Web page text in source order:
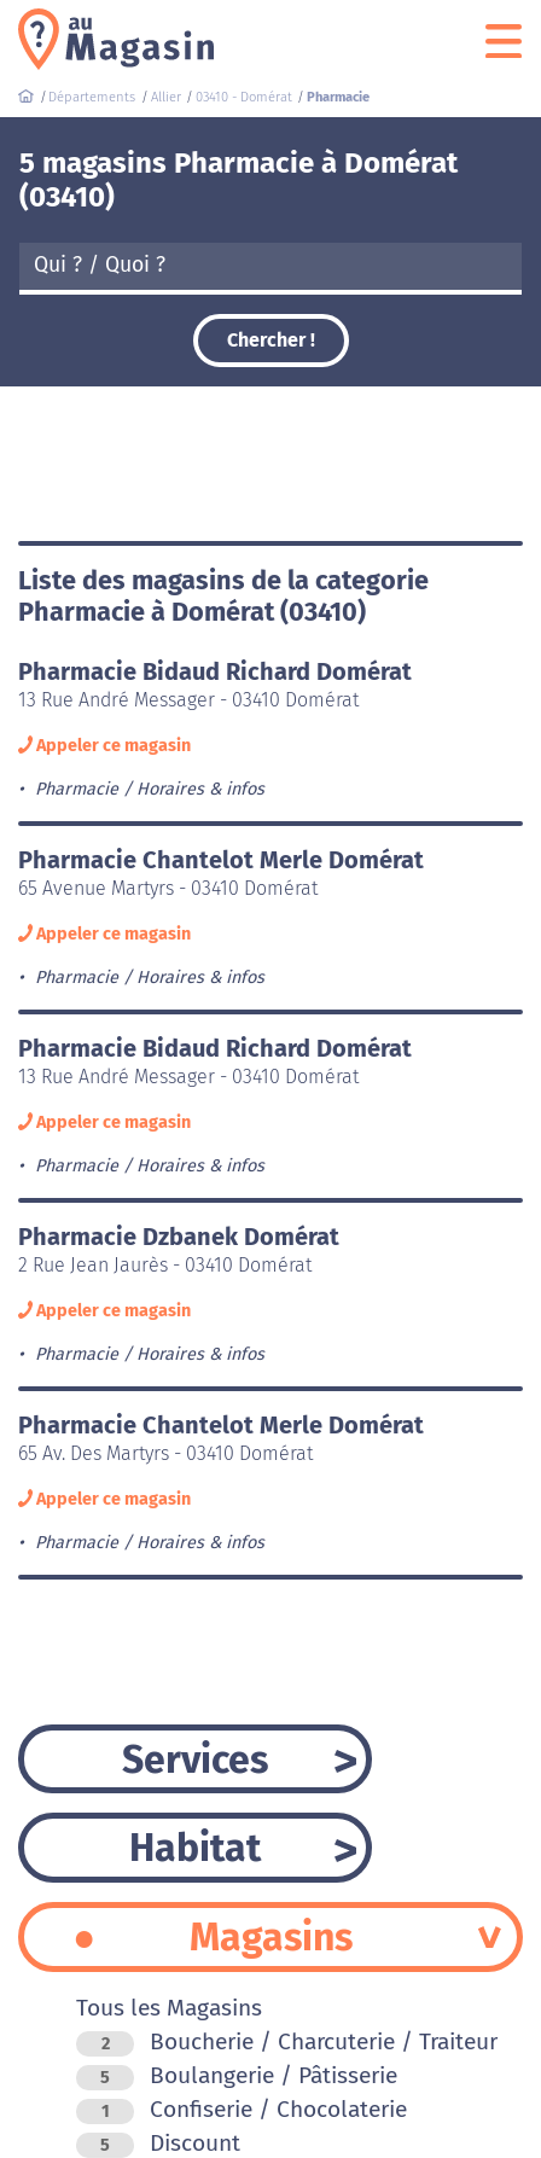
Départements Allier 03410 - Domérat Pharmacie
5 magasins Pharmacie à Domérat
(03410)
Chercher !
Liste des magasins de la categorie
Pharmacie à Domérat (03410)
Pharmacie Bidaud Richard Domérat
13 Rue André Messager - 03410 Domérat
Appeler ce magasin
Pharmacie Horaires & infos
Pharmacie Chantelot Merle Domérat
65 Avenue Martyrs - 03410 Domérat
Appeler ce magasin
Pharmacie Horaires & infos
Pharmacie Bidaud Richard Domérat
13 Rue André Messager - 03410 Domérat
Appeler ce magasin
Pharmacie Horaires & infos
Pharmacie Dzbanek Domérat
2 Rue Jean Jaurès - 03410 Domérat
Appeler ce magasin
Pharmacie Horaires & infos
Pharmacie Chantelot Merle Domérat
65 Av. Des Martyrs - 03410 Domérat
Appeler ce magasin
Pharmacie Horaires & infos
Services
Habitat
Magasins
Tous les Magasins
2 Boucherie / Charcuterie / Traiteur
5 Boulangerie / Pâtisserie
1 Confiserie / Chocolaterie
5 Discount